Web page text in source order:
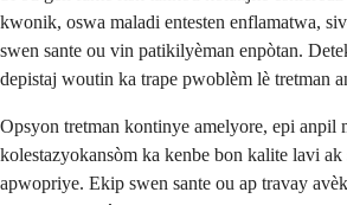
kwonik, oswa maladi entesten enflamatwa,
swen sante ou vin patikilyèman enpòtan.
depistaj woutin ka trape pwoblèm lè tretman
Opsyon tretman kontinye amelyore, epi anpil
kolestazyokansòm ka kenbe bon kalite lavi
apwopriye. Ekip swen sante ou ap travay